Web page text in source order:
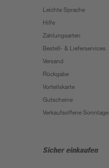
Leichte Sprache
Hilfe
Zahlungsarten
Bestell- & Lieferservices
Versand
Rückgabe
Vorteilskarte
Gutscheine
Verkaufsoffene Sonntage
Sicher einkaufen